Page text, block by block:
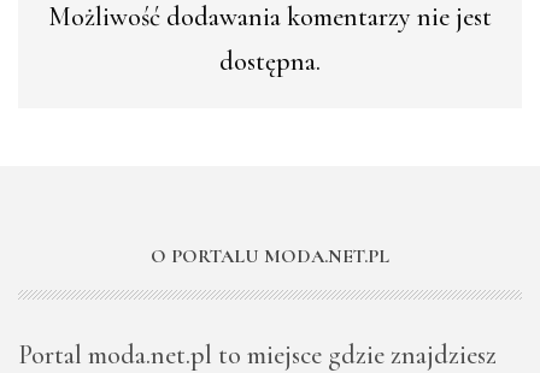
Możliwość dodawania komentarzy nie jest
dostępna.
O PORTALU MODA.NET.PL
Portal moda.net.pl to miejsce gdzie znajdziesz